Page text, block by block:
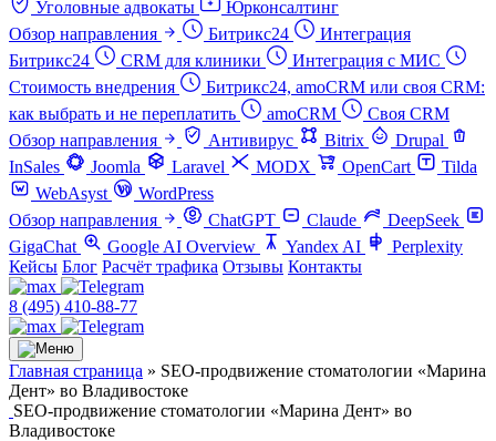
Уголовные адвокаты
Юрконсалтинг
Обзор направления
Битрикс24
Интеграция
Битрикс24
CRM для клиники
Интеграция с МИС
Стоимость внедрения
Битрикс24, amoCRM или своя CRM:
как выбрать и не переплатить
amoCRM
Своя CRM
Обзор направления
Антивирус Bitrix
Drupal
InSales
Joomla Laravel MODX OpenCart
Tilda
WebAsyst
WordPress
Обзор направления
ChatGPT Claude
DeepSeek
GigaChat
Google AI Overview Yandex AI
Perplexity
Кейсы Блог Расчёт трафика Отзывы Контакты
8 (495) 410-88-77
Главная страница » SEO-продвижение стоматологии «Марина
Дент» во Владивостоке
SEO-продвижение стоматологии «Марина Дент» во
Владивостоке